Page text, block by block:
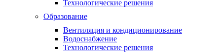
Технологические решения
Образование
Вентиляция и кондиционирование
Водоснабжение
Технологические решения